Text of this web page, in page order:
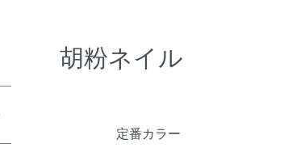
胡粉ネイル
定番カラー